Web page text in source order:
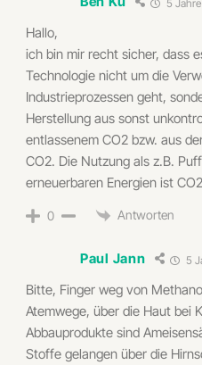
5
Hallo,
ich bin mir recht sicher, dass
Technologie nicht um die
Industrieprozessen geht,
Herstellung aus sonst
entlassenem CO2 bzw. aus
CO2. Die Nutzung als z.B.
erneuerbaren Energien ist
0 Antworten
Paul Jann 5
Bitte, Finger weg von
Atemwege, über die Haut bei
Abbauprodukte sind
Stoffe gelangen über die